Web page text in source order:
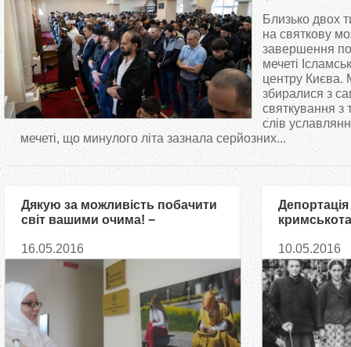
є
у
Близько двох
на святкову
завершення
мечеті
центру Києва.
збиралися з
святкування з
слів
мечеті, що минулого літа зазнала серйозних...
Дякую за можливість побачити
світ вашими очима! −
«Обличчя Ісламу»
16.05.2016
Депортація
10.05.2016